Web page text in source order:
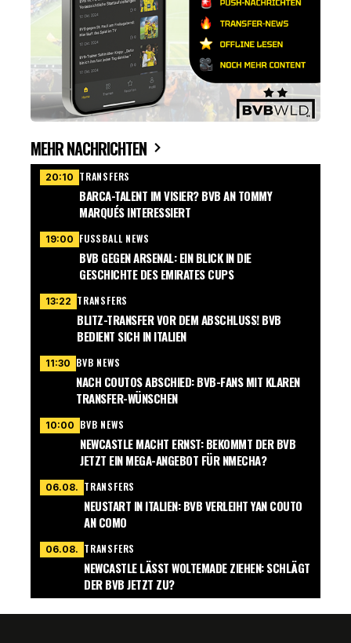
MEHR NACHRICHTEN
20:10 TRANSFERS
BARCA-TALENT IM VISIER? BVB AN TOMMY
MARQUÉS INTERESSIERT
19:00 FUSSBALL NEWS
BVB GEGEN ARSENAL: EIN BLICK IN DIE
GESCHICHTE DES EMIRATES CUPS
13:22 TRANSFERS
BLITZ-TRANSFER VOR DEM ABSCHLUSS! BVB
BEDIENT SICH IN ITALIEN
11:30 BVB NEWS
NACH COUTOS ABSCHIED: BVB-FANS MIT KLAREN
TRANSFER-WÜNSCHEN
10:00 BVB NEWS
NEWCASTLE MACHT ERNST: BEKOMMT DER BVB
JETZT EIN MEGA-ANGEBOT FÜR NMECHA?
06.08. TRANSFERS
NEUSTART IN ITALIEN: BVB VERLEIHT YAN COUTO
AN COMO
06.08. TRANSFERS
NEWCASTLE LÄSST WOLTEMADE ZIEHEN: SCHLÄGT
DER BVB JETZT ZU?